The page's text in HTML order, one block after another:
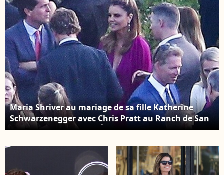
Maria Shriver au mariage de sa fille Katherine
Schwarzenegger avec Chris Pratt au Ranch de San
Ysidro à Montecito au États-Unis, 8 juin 2019